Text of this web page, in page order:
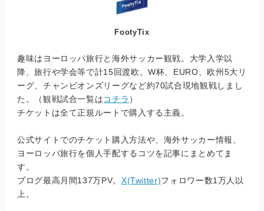
FootyTix
趣味はヨーロッパ旅行と海外サッカー観戦。大学入学以
降、旅行や学会等で計15回渡欧。W杯、EURO、欧州5大リ
ーグ、チャンピオンズリーグなど約70試合現地観戦しまし
た。（観戦試合一覧はコチラ ）
チケットは全て正規ルートで購入する主義。
公式サイトでのチケット購入方法や、海外サッカー情報、
ヨーロッパ旅行を個人手配するコツを記事にまとめてま
す。
ブログ最高月間137万PV。 X(Twitter)フォロワー数1万人以
上。